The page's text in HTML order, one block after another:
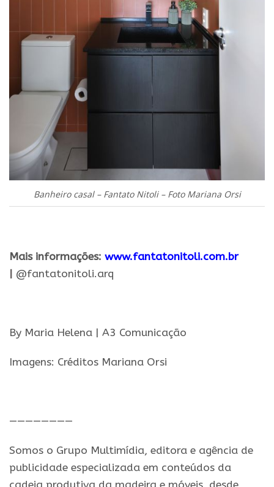
Banheiro casal – Fantato Nitoli – Foto Mariana Orsi
Mais informações: www.fantatonitoli.com.br
@fantatonitoli.arq
By Maria Helena | A3 Comunicação
Imagens: Créditos Mariana Orsi
————————
Somos o Grupo Multimídia, editora e agência de
publicidade especializada em conteúdos da